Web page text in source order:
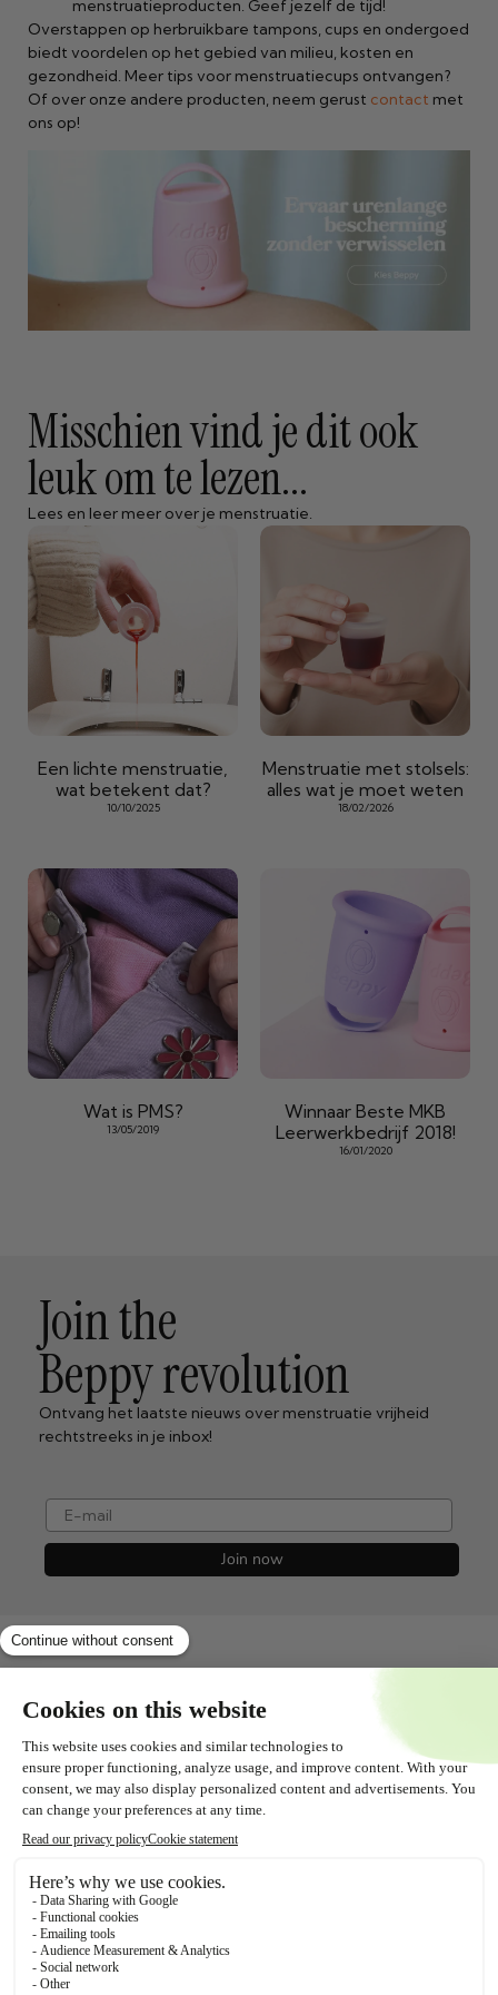
menstruatieproducten. Geef jezelf de tijd!
Overstappen op herbruikbare tampons, cups en ondergoed
biedt voordelen op het gebied van milieu, kosten en
gezondheid. Meer tips voor menstruatiecups ontvangen?
Of over onze andere producten, neem gerust contact met
ons op!
Misschien vind je dit ook
leuk om te lezen...
Lees en leer meer over je menstruatie.
Een lichte menstruatie,
wat betekent dat?
10/10/2025
Menstruatie met stolsels:
alles wat je moet weten
18/02/2026
Wat is PMS?
13/05/2019
Winnaar Beste MKB
Leerwerkbedrijf 2018!
16/01/2020
Join the
Beppy revolution
Ontvang het laatste nieuws over menstruatie vrijheid
rechtstreeks in je inbox!
e-mail
Join now
Shopservice
Alles over
Contact
Volg ons!